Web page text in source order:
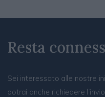
Resta
Sei interessato alle nostre
potrai anche richiedere